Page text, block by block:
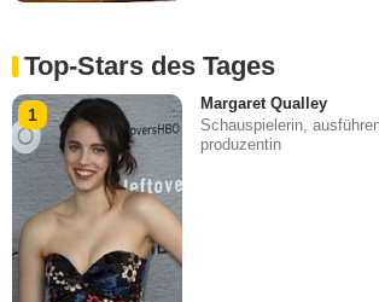
Top-Stars des Tages
1
Margaret Qualley
Schauspielerin,
produzentin